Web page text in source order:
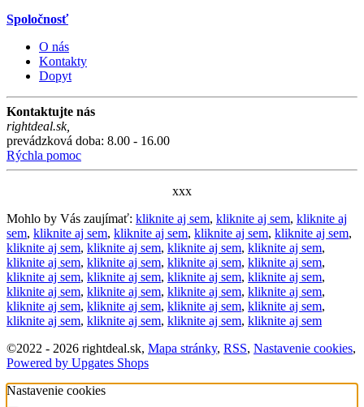
Spoločnosť
O nás
Kontakty
Dopyt
Kontaktujte nás
rightdeal.sk,
prevádzková doba: 8.00 - 16.00
Rýchla pomoc
xxx
Mohlo by Vás zaujímať: kliknite aj sem, kliknite aj sem, kliknite aj
sem, kliknite aj sem, kliknite aj sem, kliknite aj sem, kliknite aj sem,
kliknite aj sem, kliknite aj sem, kliknite aj sem, kliknite aj sem,
kliknite aj sem, kliknite aj sem, kliknite aj sem, kliknite aj sem,
kliknite aj sem, kliknite aj sem, kliknite aj sem, kliknite aj sem,
kliknite aj sem, kliknite aj sem, kliknite aj sem, kliknite aj sem,
kliknite aj sem, kliknite aj sem, kliknite aj sem, kliknite aj sem,
kliknite aj sem, kliknite aj sem, kliknite aj sem, kliknite aj sem
©2022 - 2026 rightdeal.sk, Mapa stránky, RSS, Nastavenie cookies,
Powered by Upgates Shops
Nastavenie cookies